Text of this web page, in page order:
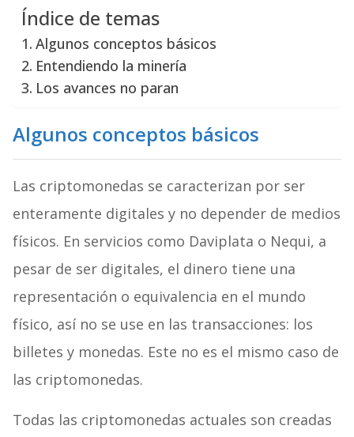
Índice de temas
Algunos conceptos básicos
Entendiendo la minería
Los avances no paran
Algunos conceptos básicos
Las criptomonedas se caracterizan por ser
enteramente digitales y no depender de medios
físicos. En servicios como Daviplata o Nequi, a
pesar de ser digitales, el dinero tiene una
representación o equivalencia en el mundo
físico, así no se use en las transacciones: los
billetes y monedas. Este no es el mismo caso de
las criptomonedas.
Todas las criptomonedas actuales son creadas